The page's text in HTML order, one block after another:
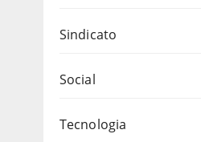
Sindicato
Social
Tecnologia